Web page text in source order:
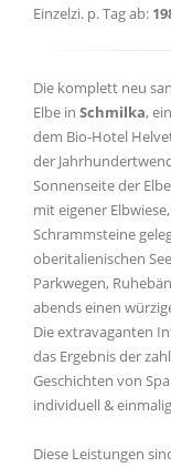
Einzelzi. p. Tag ab:
Die komplett neu
Elbe in Schmilka,
dem Bio-Hotel
der
Sonnenseite der
mit eigener
Schrammsteine
oberitalienischen
Parkwegen,
abends einen
Die extravaganten
das Ergebnis der
Geschichten von
individuell &
Diese Leistungen